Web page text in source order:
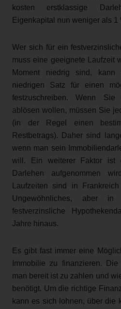
kosten erstklassige
Eigenkapital nun weniger als 1
Wer sich für ein
muss eine geeignete Laufzeit
Moment niedrig sind,
niedrigen Satz für einen
festzuschreiben. Wenn
ablösen wollen, müssen Sie
(in der Regel einen
Restbetrags). Daher sind
wenn man sein
will. Ein weiterer Faktor ist
Darlehen aufgenommen
Laufzeiten sind in
Ungewöhnliches, aber in
festverzinsliche
Jahre hinaus.
Es gibt fast immer eine
Immobilie zu finanzieren.
man bereit ist zu zahlen und
benötigt. Um die richtige
kann es sich lohnen, über die